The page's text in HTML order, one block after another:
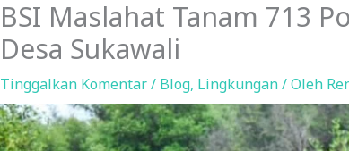
BSI Maslahat Tanam 713
Desa Sukawali
Tinggalkan Komentar/ Blog, Lingkungan/ Oleh